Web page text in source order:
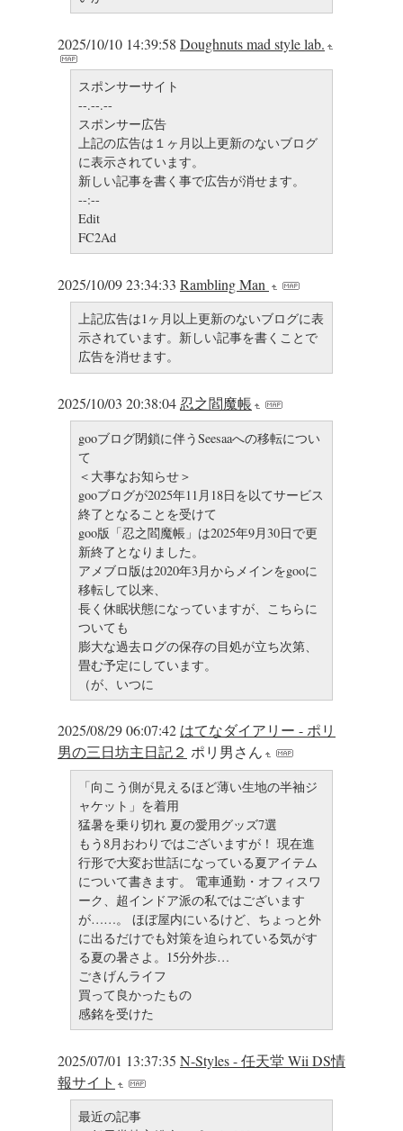
2025/10/10 14:39:58 Doughnuts mad style lab.
スポンサーサイト
--.--.--
スポンサー広告
上記の広告は１ヶ月以上更新のないブログ
に表示されています。
新しい記事を書く事で広告が消せます。
--:--
Edit
FC2Ad
2025/10/09 23:34:33 Rambling Man
上記広告は1ヶ月以上更新のないブログに表
示されています。新しい記事を書くことで
広告を消せます。
2025/10/03 20:38:04 忍之閻魔帳
gooブログ閉鎖に伴うSeesaaへの移転につい
て
＜大事なお知らせ＞
gooブログが2025年11月18日を以てサービス
終了となることを受けて
goo版「忍之閻魔帳」は2025年9月30日で更
新終了となりました。
アメブロ版は2020年3月からメインをgooに
移転して以来、
長く休眠状態になっていますが、こちらに
ついても
膨大な過去ログの保存の目処が立ち次第、
畳む予定にしています。
（が、いつに
2025/08/29 06:07:42 はてなダイアリー - ポリ
男の三日坊主日記２ ポリ男さん
「向こう側が見えるほど薄い生地の半袖ジ
ャケット」を着用
猛暑を乗り切れ 夏の愛用グッズ7選
もう8月おわりではございますが！ 現在進
行形で大変お世話になっている夏アイテム
について書きます。 電車通勤・オフィスワ
ーク、超インドア派の私ではございます
が……。 ほぼ屋内にいるけど、ちょっと外
に出るだけでも対策を迫られている気がす
る夏の暑さよ。15分外歩…
ごきげんライフ
買って良かったもの
感銘を受けた
2025/07/01 13:37:35 N-Styles - 任天堂 Wii DS情
報サイト
最近の記事